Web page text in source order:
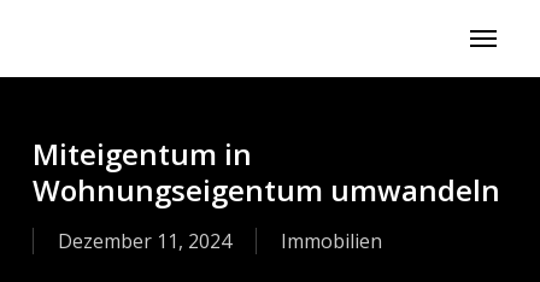
main
Menu
Miteigentum in
Wohnungseigentum umwandeln
Dezember 11, 2024 Immobilien